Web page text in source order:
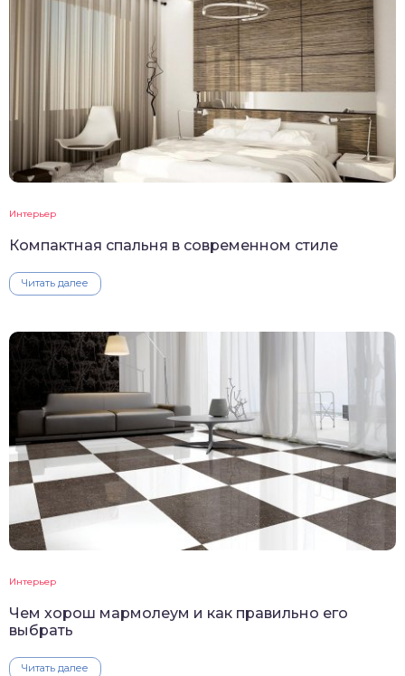
Интерьер
Компактная спальня в современном стиле
Читать далее
Интерьер
Чем хорош мармолеум и как правильно его
выбрать
Читать далее